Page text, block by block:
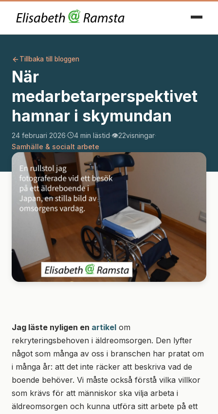
Tillbaka till bloggen
När
medarbetarperspektivet
hamnar i skymundan
24 februari 2026· 4 min lästid·👁️22visningar·
Samhälle & socialt arbete
Jag läste nyligen en artikel om
rekryteringsbehoven i äldreomsorgen. Den lyfter
något som många av oss i branschen har pratat om
i många år: att det inte räcker att beskriva vad de
boende behöver. Vi måste också förstå vilka villkor
som krävs för att människor ska vilja arbeta i
äldreomsorgen och kunna utföra sitt arbete på ett